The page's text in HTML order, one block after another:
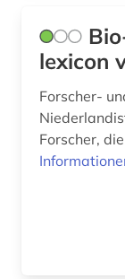
lexicon
Forscher-
Forscher,